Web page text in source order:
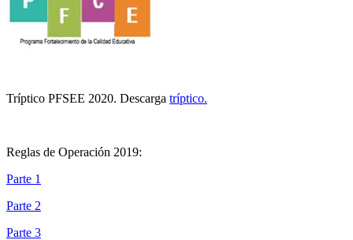
Tríptico PFSEE 2020. Descarga tríptico.
Reglas de Operación 2019:
Parte 1
Parte 2
Parte 3